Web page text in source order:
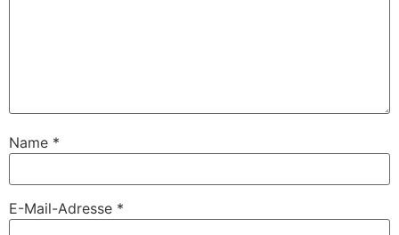
Name *
E-Mail-Adresse *